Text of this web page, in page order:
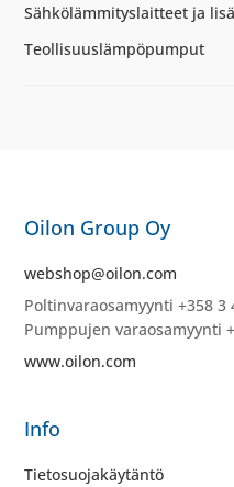
Sähkölämmityslaitteet ja
Teollisuuslämpöpumput
Oilon Group Oy
webshop@oilon.com
Poltinvaraosamyynti +358 3
Pumppujen varaosamyynti
www.oilon.com
Info
Tietosuojakäytäntö